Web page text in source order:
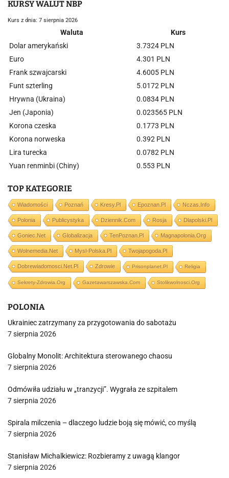
KURSY WALUT NBP
Kurs z dnia: 7 sierpnia 2026
Waluta
Kurs
Dolar amerykański
3.7324 PLN
Euro
4.301 PLN
Frank szwajcarski
4.6005 PLN
Funt szterling
5.0172 PLN
Hrywna (Ukraina)
0.0834 PLN
Jen (Japonia)
0.023565 PLN
Korona czeska
0.1773 PLN
Korona norweska
0.392 PLN
Lira turecka
0.0782 PLN
Yuan renminbi (Chiny)
0.553 PLN
TOP KATEGORIE
Wiadomości Poznań Kresy.pl Epoznan.pl Nczas.info
Polonia Publicystyka Dziennik.com Rosja Dlapolski.pl
Goniec.net Globalizacja TenPoznan.pl Magnapolonia.org
Wolnemedia.net Mysl-Polska.pl Twojapogoda.pl
Dobrewiadomosci.net.pl Zdrowie Prisonplanet.pl Religia
Sekrety-Zdrowia.org Gazetawarszawska.com Stolikwolnosci.org
POLONIA
Ukrainiec zatrzymany za przygotowania do sabotażu
7 sierpnia 2026
Globalny Monolit: Architektura sterowanego chaosu
7 sierpnia 2026
Odmówiła udziału w „tranzycji”. Wygrała ze szpitalem
7 sierpnia 2026
Spirala milczenia – dlaczego ludzie boją się mówić, co myślą
7 sierpnia 2026
Stanisław Michalkiewicz: Rozbieramy z uwagą klangor
7 sierpnia 2026